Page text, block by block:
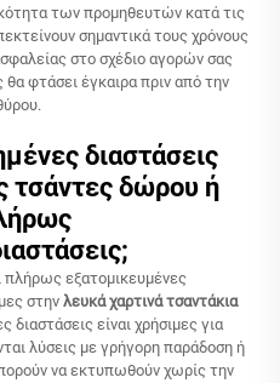
των προμηθευτών κατά τις
σημαντικά τους χρόνους
στο σχέδιο αγορών σας
θα φτάσει έγκαιρα πριν από την
διαστάσεις
τσάντες δώρου ή
πλήρως εξατομικευμένες
στην λευκά χαρτινά τσαντάκια
διαστάσεις είναι χρήσιμες για
λύσεις με γρήγορη παράδοση ή
να εκτυπωθούν χωρίς την